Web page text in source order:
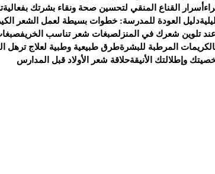
أسرار القناع المنقي لتحسين صحة ونقاء بشرتك بفعالية
دليل العودة للمدرسة: خطوات بسيطة لعمل الشعر
تلوين شعرك في المنزلصبغات شعر تناسب الخريف
المرطبة للبشرةطرق طبيعية وطبية لعلاج ترهل
وإطلالتك الأنيقةحلاقة شعر الأولاد قبل المدارس